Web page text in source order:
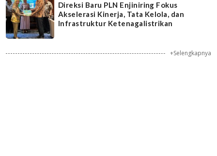
Direksi Baru PLN Enjiniring Fokus
Akselerasi Kinerja, Tata Kelola, dan
Infrastruktur Ketenagalistrikan
+Selengkapnya